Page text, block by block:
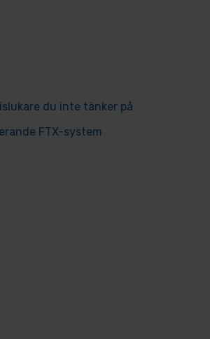
du inte tänker på
FTX-system